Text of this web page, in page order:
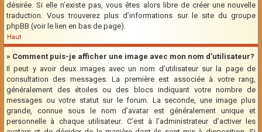
désirée. Si elle n’existe pas, vous êtes alors libre de créer une nouvelle
traduction. Vous trouverez plus d’informations sur le site du groupe
phpBB (voir le lien en bas de page).
Haut
» Comment puis-je afficher une image avec mon nom d’utilisateur?
Il peut y avoir deux images avec un nom d’utilisateur sur la page de
consultation des messages. La première est associée à votre rang,
généralement des étoiles ou des blocs indiquant votre nombre de
messages ou votre statut sur le forum. La seconde, une image plus
grande, connue sous le nom d’avatar est généralement unique et
personnelle à chaque utilisateur. C’est à l’administrateur d’activer les